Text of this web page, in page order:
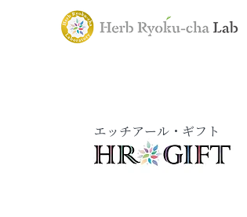
エッチアール・ギフト